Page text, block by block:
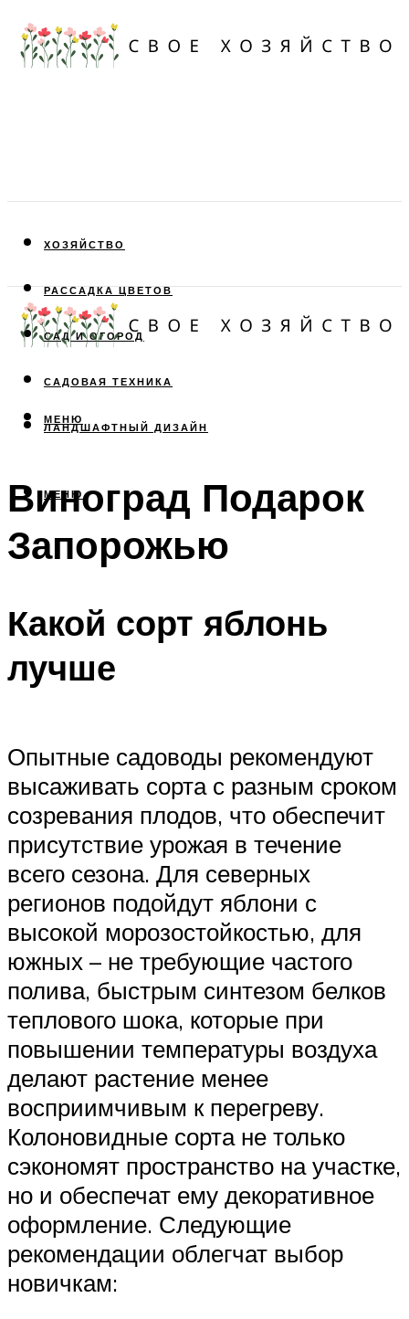
ХОЗЯЙСТВО
РАССАДКА ЦВЕТОВ
САД И ОГОРОД
САДОВАЯ ТЕХНИКА
ЛАНДШАФТНЫЙ ДИЗАЙН
МЕНЮ
МЕНЮ
Виноград Подарок
Запорожью
Какой сорт яблонь
лучше
Опытные садоводы рекомендуют
высаживать сорта с разным сроком
созревания плодов, что обеспечит
присутствие урожая в течение
всего сезона. Для северных
регионов подойдут яблони с
высокой морозостойкостью, для
южных – не требующие частого
полива, быстрым синтезом белков
теплового шока, которые при
повышении температуры воздуха
делают растение менее
восприимчивым к перегреву.
Колоновидные сорта не только
сэкономят пространство на участке,
но и обеспечат ему декоративное
оформление. Следующие
рекомендации облегчат выбор
новичкам: